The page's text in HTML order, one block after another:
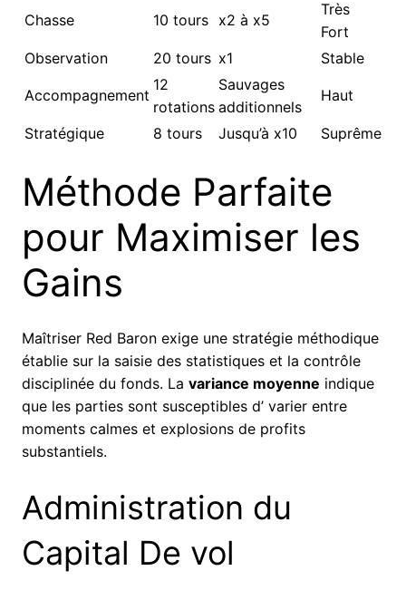
Chasse 10 tours x2 à x5
Très
Fort
Observation
20 tours x1 Stable
Accompagnement
12
rotations
Sauvages
additionnels
Haut
Stratégique 8 tours Jusqu’à x10 Suprême
Méthode Parfaite
pour Maximiser les
Gains
Maîtriser Red Baron exige une stratégie méthodique
établie sur la saisie des statistiques et la contrôle
disciplinée du fonds. La variance moyenne indique
que les parties sont susceptibles d’ varier entre
moments calmes et explosions de profits
substantiels.
Administration du
Capital De vol